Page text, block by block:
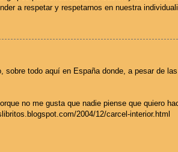
a respetar y respetarnos en nuestra
sobre todo aquí en España donde, a pesar de
no me gusta que nadie piense que quiero
2004/12/carcel-interior.html